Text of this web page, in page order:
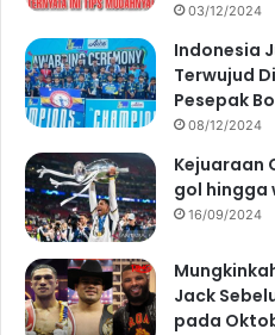
03/12/2024
Indonesia
Terwujud
Pesepak
08/12/2024
Kejuaraan
gol hingga
16/09/2024
Jack
pada